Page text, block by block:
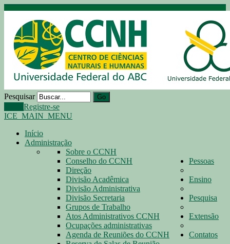
Pesquisar Go
Registre-se
ICE_MAIN_MENU
Início
Administração
Sobre o CCNH
Conselho do CCNH
Direção
Divisão Acadêmica
Divisão Administrativa
Divisão Secretaria
Grupos de Trabalho
Atos Administrativos CCNH
Ocupações administrativas
Agenda de Reuniões do CCNH
Pessoas
Ensino
Pesquisa
Extensão
Contatos